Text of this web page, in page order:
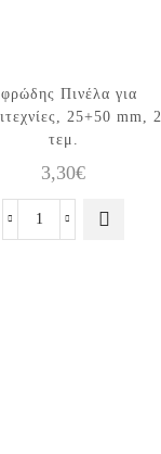
Πινέλα για
25+50 mm, 2
τεμ.
3,30€
Αφρώδης